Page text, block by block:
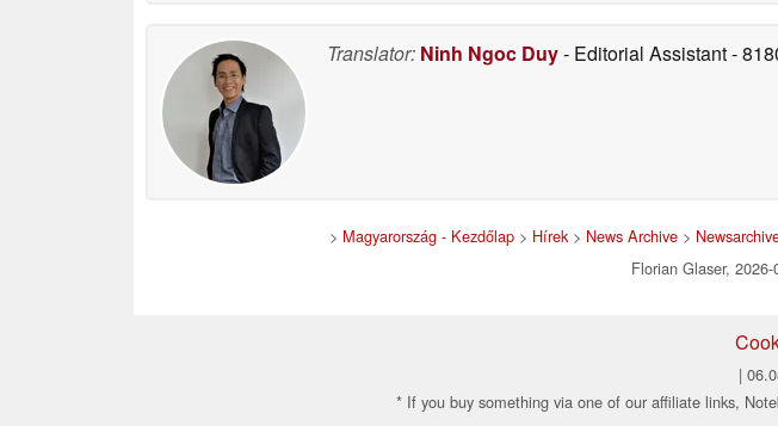
Translator: Ninh Ngoc Duy- Editorial Assistant-
> Magyarország - Kezdőlap> Hírek> News Archive>
Florian Glaser,
|
* If you buy something via one of our affiliate links,